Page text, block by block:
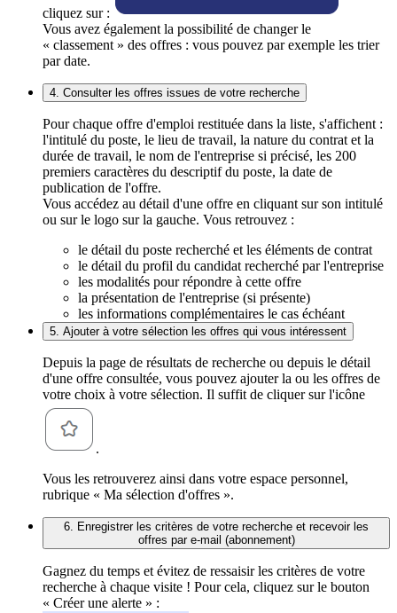
cliquez sur :
Vous avez également la possibilité de changer le
« classement » des offres : vous pouvez par exemple les trier
par date.
4. Consulter les offres issues de votre recherche
Pour chaque offre d'emploi restituée dans la liste, s'affichent :
l'intitulé du poste, le lieu de travail, la nature du contrat et la
durée de travail, le nom de l'entreprise si précisé, les 200
premiers caractères du descriptif du poste, la date de
publication de l'offre.
Vous accédez au détail d'une offre en cliquant sur son intitulé
ou sur le logo sur la gauche. Vous retrouvez :
le détail du poste recherché et les éléments de contrat
le détail du profil du candidat recherché par l'entreprise
les modalités pour répondre à cette offre
la présentation de l'entreprise (si présente)
les informations complémentaires le cas échéant
5. Ajouter à votre sélection les offres qui vous intéressent
Depuis la page de résultats de recherche ou depuis le détail
d'une offre consultée, vous pouvez ajouter la ou les offres de
votre choix à votre sélection. Il suffit de cliquer sur l'icône
.
Vous les retrouverez ainsi dans votre espace personnel,
rubrique « Ma sélection d'offres ».
6. Enregistrer les critères de votre recherche et recevoir les
offres par e-mail (abonnement)
Gagnez du temps et évitez de ressaisir les critères de votre
recherche à chaque visite ! Pour cela, cliquez sur le bouton
« Créer une alerte » :